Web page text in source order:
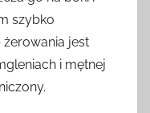
szybko
żerowania jest
i mętnej